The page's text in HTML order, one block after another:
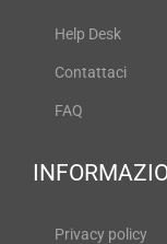
Help Desk
Contattaci
FAQ
Privacy policy